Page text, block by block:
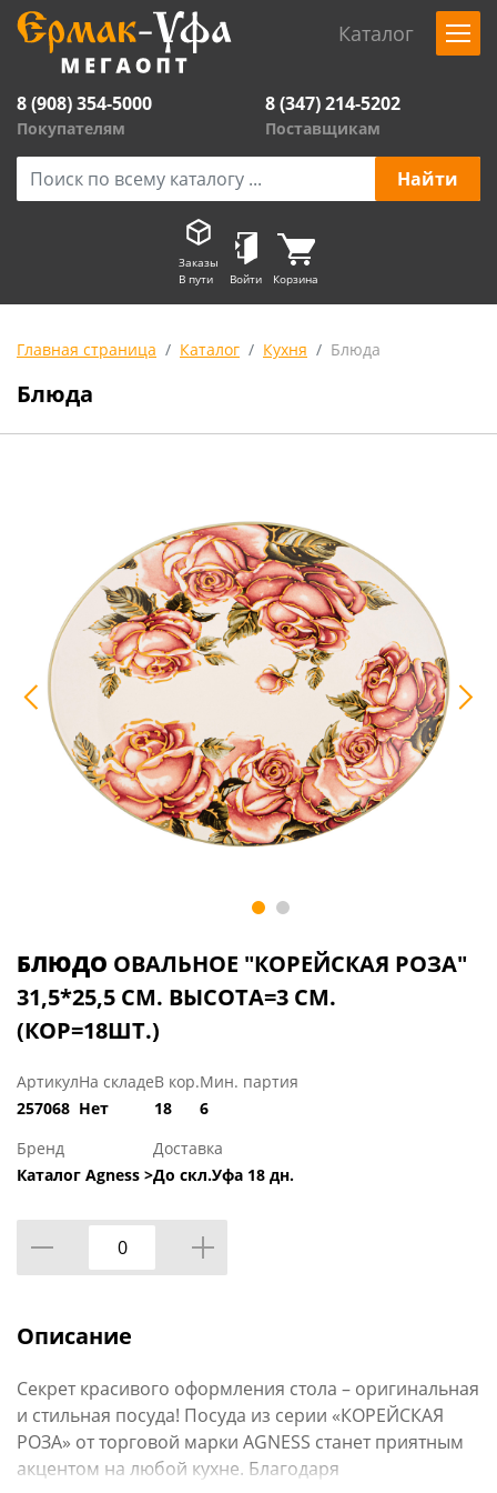
Каталог
8 (908) 354-5000
Покупателям
8 (347) 214-5202
Поставщикам
Заказы
В пути
Войти Корзина
Главная страница Каталог Кухня Блюда
Блюда
БЛЮДО ОВАЛЬНОЕ "КОРЕЙСКАЯ РОЗА"
31,5*25,5 СМ. ВЫСОТА=3 СМ.
(КОР=18ШТ.)
Артикул
257068
На складе
Нет
В кор.
18
Мин. партия
6
Бренд
Каталог Agness >
Доставка
До скл.Уфа 18 дн.
Описание
Секрет красивого оформления стола – оригинальная
и стильная посуда! Посуда из серии «КОРЕЙСКАЯ
РОЗА» от торговой марки AGNESS станет приятным
акцентом на любой кухне. Благодаря